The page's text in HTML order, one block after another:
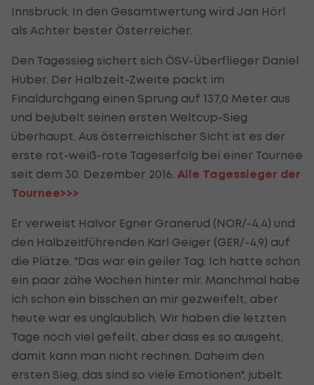
Innsbruck. In den Gesamtwertung wird Jan Hörl
als Achter bester Österreicher.
Den Tagessieg sichert sich ÖSV-Überflieger Daniel
Huber. Der Halbzeit-Zweite packt im
Finaldurchgang einen Sprung auf 137,0 Meter aus
und bejubelt seinen ersten Weltcup-Sieg
überhaupt. Aus österreichischer Sicht ist es der
erste rot-weiß-rote Tageserfolg bei einer Tournee
seit dem 30. Dezember 2016. Alle Tagessieger der
Tournee>>>
Er verweist Halvor Egner Granerud (NOR/-4,4) und
den Halbzeitführenden Karl Geiger (GER/-4,9) auf
die Plätze. "Das war ein geiler Tag. Ich hatte schon
ein paar zähe Wochen hinter mir. Manchmal habe
ich schon ein bisschen an mir gezweifelt, aber
heute war es unglaublich. Wir haben die letzten
Tage noch viel gefeilt, aber dass es so ausgeht,
damit kann man nicht rechnen. Daheim den
ersten Sieg, das sind so viele Emotionen", jubelt